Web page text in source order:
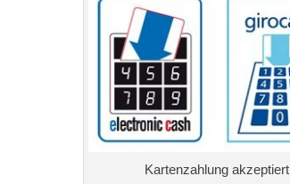
Kartenzahlung akzeptiert